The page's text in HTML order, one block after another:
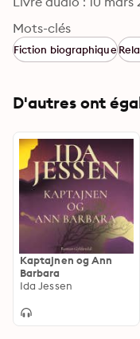
Mots-clés
Fiction biographique
D'autres ont
Kaptajnen og Ann
Barbara
Ida Jessen